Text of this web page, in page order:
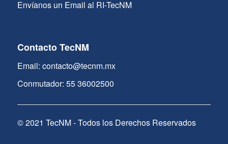
Envíanos un Email al RI-TecNM
Contacto TecNM
Email: contacto@tecnm.mx
Conmutador: 55 36002500
© 2021 TecNM - Todos los Derechos Reservados